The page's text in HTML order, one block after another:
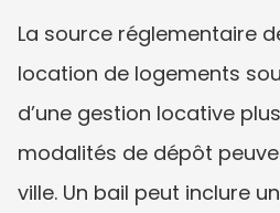
La source réglementaire
location de logements
d’une gestion locative
modalités de dépôt
ville. Un bail peut inclure